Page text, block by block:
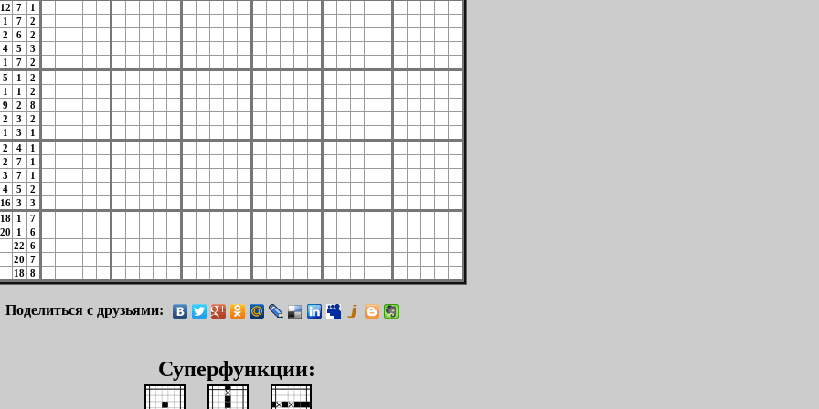
12 7
1
1 7
2
2 6
2
4 5
3
1 7
2
5 1
2
1 1
2
9
2
8
2 3
2
1 3
1
2 4
1
2 7
1
3 7
1
4 5
2
16 3
3
18 1
7
20
1
6
22 6
20 7
18 8
Поделиться с друзьями:
Суперфункции: